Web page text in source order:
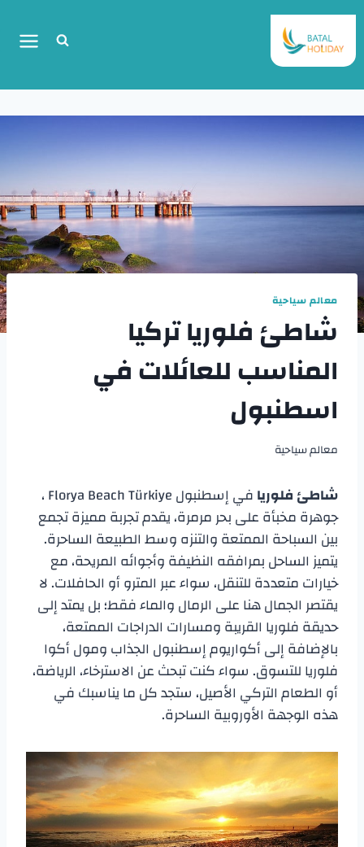
معالم سياحية
شاطئ فلوريا تركيا
المناسب للعائلات في
اسطنبول
معالم سياحية
شاطئ فلوريا
في إسطنبول Florya Beach Türkiye ،
جوهرة مخبأة على بحر مرمرة، يقدم تجربة مميزة تجمع
بين السباحة الممتعة والتنزه وسط الطبيعة الساحرة.
يتميز الساحل بمرافقه النظيفة وأجوائه المريحة، مع
خيارات متعددة للتنقل، سواء عبر المترو أو الحافلات. لا
يقتصر الجمال هنا على الرمال والماء فقط؛ بل يمتد إلى
حديقة فلوريا القريبة ومسارات الدراجات الممتعة،
بالإضافة إلى أكواريوم إسطنبول الجذاب ومول أكوا
فلوريا للتسوق. سواء كنت تبحث عن الاسترخاء، الرياضة،
أو الطعام التركي الأصيل، ستجد كل ما يناسبك في
هذه الوجهة الأوروبية الساحرة.